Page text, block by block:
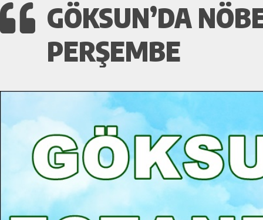
GÖKSUN’DA
PERŞEMBE